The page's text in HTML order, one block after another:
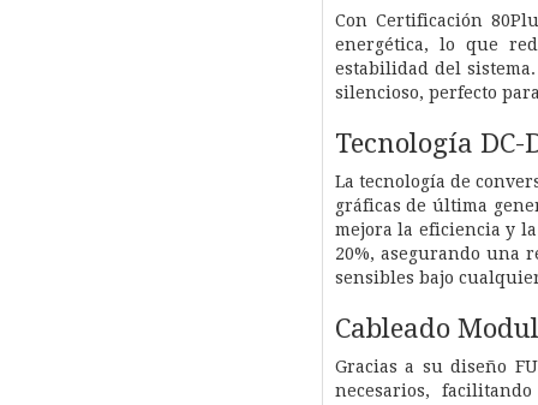
Con Certificación
energética, lo que
estabilidad del
silencioso, perfecto
Tecnología DC-
La tecnología de
gráficas de última
mejora la eficiencia y
20%, asegurando una
sensibles bajo
Cableado
Gracias a su diseño
necesarios,